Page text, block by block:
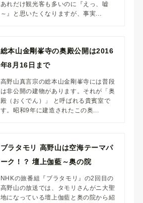
あれだけ観光客も多いのに『えっ、嘘
～』と思いたくなりますが、事実...
総本山金剛峯寺の奥殿公開は2016
年8月16日まで
高野山真言宗の総本山金剛峯寺には普段
は非公開の建物があります。それが「奥
殿（おくでん）」 と呼ばれる貴賓室で
す。昭和9年に建造されたこの奥...
ブラタモリ 高野山は空海テーマパ
ーク！？ 壇上伽藍～奥の院
NHKの旅番組『ブラタモリ』の2回目の
高野山の放送では、タモリさんがニ大聖
地になっている壇上伽藍と奥の院から紹